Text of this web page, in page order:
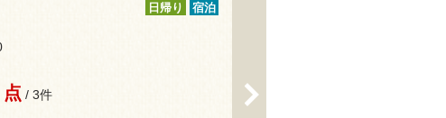
日帰り 宿泊
/ 3件